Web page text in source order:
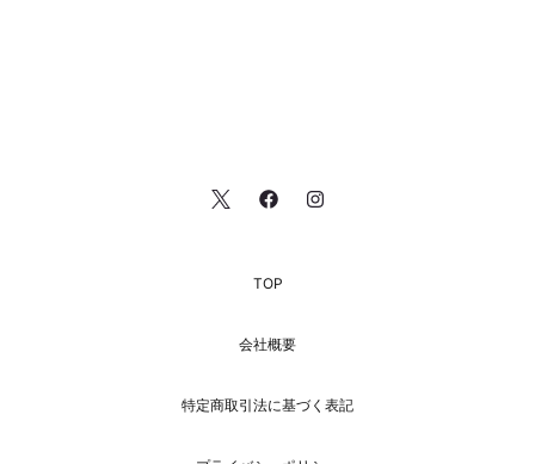
TOP
会社概要
特定商取引法に基づく表記